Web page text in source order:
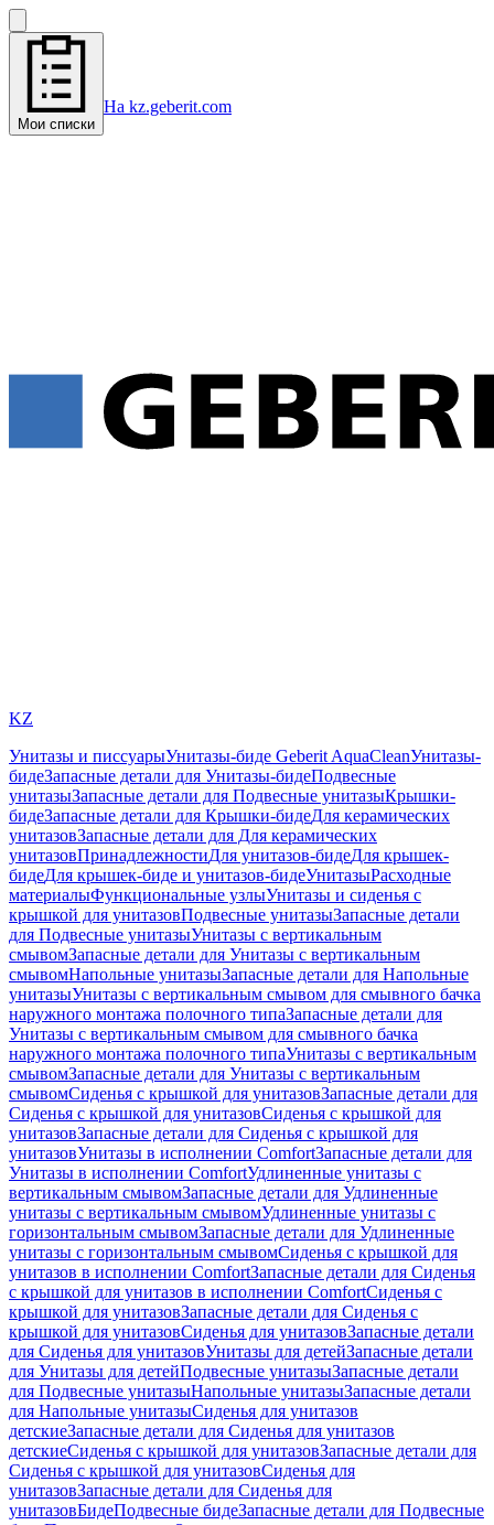
Мои списки
На kz.geberit.com
KZ
Унитазы и писсуарыУнитазы-биде Geberit AquaCleanУнитазы-
бидеЗапасные детали для Унитазы-бидеПодвесные
унитазыЗапасные детали для Подвесные унитазыКрышки-
бидеЗапасные детали для Крышки-бидеДля керамических
унитазовЗапасные детали для Для керамических
унитазовПринадлежностиДля унитазов-бидеДля крышек-
бидеДля крышек-биде и унитазов-бидеУнитазыРасходные
материалыФункциональные узлыУнитазы и сиденья с
крышкой для унитазовПодвесные унитазыЗапасные детали
для Подвесные унитазыУнитазы с вертикальным
смывомЗапасные детали для Унитазы с вертикальным
смывомНапольные унитазыЗапасные детали для Напольные
унитазыУнитазы с вертикальным смывом для смывного бачка
наружного монтажа полочного типаЗапасные детали для
Унитазы с вертикальным смывом для смывного бачка
наружного монтажа полочного типаУнитазы с вертикальным
смывомЗапасные детали для Унитазы с вертикальным
смывомСиденья с крышкой для унитазовЗапасные детали для
Сиденья с крышкой для унитазовСиденья с крышкой для
унитазовЗапасные детали для Сиденья с крышкой для
унитазовУнитазы в исполнении ComfortЗапасные детали для
Унитазы в исполнении ComfortУдлиненные унитазы с
вертикальным смывомЗапасные детали для Удлиненные
унитазы с вертикальным смывомУдлиненные унитазы с
горизонтальным смывомЗапасные детали для Удлиненные
унитазы с горизонтальным смывомСиденья с крышкой для
унитазов в исполнении ComfortЗапасные детали для Сиденья
с крышкой для унитазов в исполнении ComfortСиденья с
крышкой для унитазовЗапасные детали для Сиденья с
крышкой для унитазовСиденья для унитазовЗапасные детали
для Сиденья для унитазовУнитазы для детейЗапасные детали
для Унитазы для детейПодвесные унитазыЗапасные детали
для Подвесные унитазыНапольные унитазыЗапасные детали
для Напольные унитазыСиденья для унитазов
детскиеЗапасные детали для Сиденья для унитазов
детскиеСиденья с крышкой для унитазовЗапасные детали для
Сиденья с крышкой для унитазовСиденья для
унитазовЗапасные детали для Сиденья для
унитазовБидеПодвесные бидеЗапасные детали для Подвесные